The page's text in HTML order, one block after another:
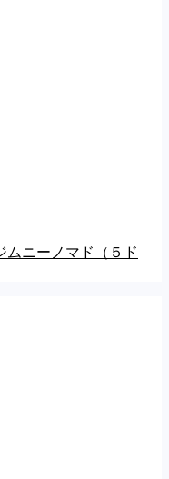
ムニーノマド（５ド